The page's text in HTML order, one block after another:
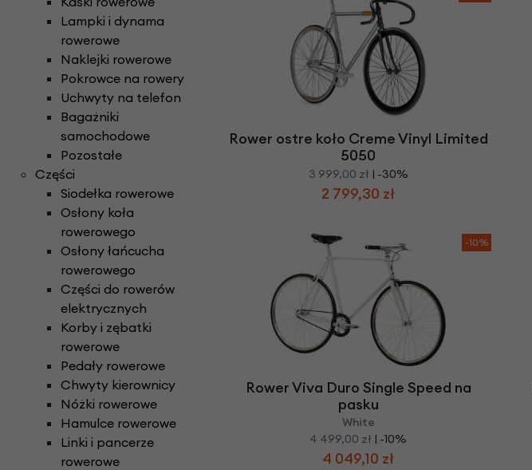
Lampki i dynama
rowerowe
Naklejki rowerowe
Pokrowce na rowery
Uchwyty na telefon
Bagażniki
samochodowe
Pozostałe
Części
Siodełka rowerowe
Osłony koła
rowerowego
Osłony łańcucha
rowerowego
Części do rowerów
elektrycznych
Korby i zębatki
rowerowe
Pedały rowerowe
Chwyty kierownicy
Nóżki rowerowe
Hamulce rowerowe
Linki i pancerze
rowerowe
Rower ostre koło Creme Vinyl Limited
5050
3 999,00 zł | -30%
2 799,30 zł
-10%
Rower Viva Duro Single Speed na
pasku
White
4 499,00 zł | -10%
4 049,10 zł